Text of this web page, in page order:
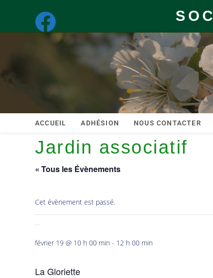
ACCUEIL ADHÉSION NOUS CONTACTER
Jardin associatif
« Tous les Évènements
Cet évènement est passé.
février 19 @ 10 h 00 min - 12 h 00 min
La Gloriette